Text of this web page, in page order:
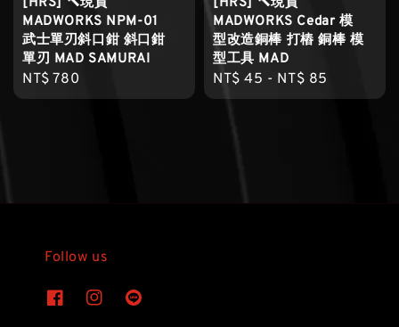
MADWORKS NPM-01
武士單刃斜口鉗 斜口鉗
單刃 MAD SAMURAI
Regular
price
NT$ 780
MADWORKS Cedar 模
型改造銅棒 打樁 銅棒 模
型工具 MAD
Regular
price
NT$ 45 - NT$ 85
Follow us